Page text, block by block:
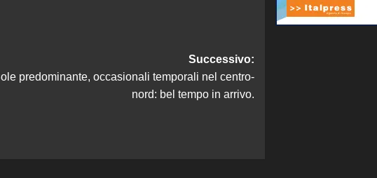
Successivo:
predominante, occasionali temporali nel centro-
nord: bel tempo in arrivo.